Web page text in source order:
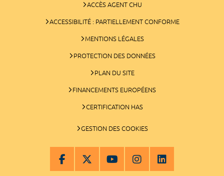
ACCÈS AGENT CHU
ACCESSIBILITÉ : PARTIELLEMENT CONFORME
MENTIONS LÉGALES
PROTECTION DES DONNÉES
PLAN DU SITE
FINANCEMENTS EUROPÉENS
CERTIFICATION HAS
GESTION DES COOKIES